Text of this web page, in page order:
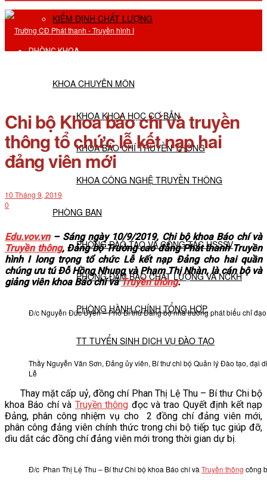
KIỂM ĐỊNH CHẤT LƯỢNG
PHÒNG KHOA
KHOA CHUYÊN MÔN
KHOA KHOA HỌC CƠ BẢN
KHOA BÁO CHÍ TRUYỀN THÔNG
KHOA CÔNG NGHỆ TRUYỀN THÔNG
PHÒNG BAN
PHÒNG ĐÀO TẠO VÀ CÔNG TÁC HSSSV
PHÒNG ĐẢM BẢO CHẤT LƯỢNG VÀ NCKH
PHÒNG HÀNH CHÍNH TỔNG HỢP
TT TUYỂN SINH DỊCH VỤ ĐÀO TẠO
NGHIÊN CỨU KHOA HỌC
VĂN BẢN
THƯ VIỆN
Chi bộ Khoa báo chí và truyền
thông tổ chức lễ kết nạp hai
đảng viên mới
10 Tháng 9, 2019
0
Edu.vov.vn– Sáng ngày 10/9/2019, Chi bộ khoa Báo chí và
Truyền thông, Đảng bộ Trường cao đẳng Phát thanh Truyền
hình I long trọng tổ chức Lễ kết nạp Đảng cho hai quần
chúng ưu tú Đỗ Hồng Nhung và Phạm Thị Nhàn, là cán bộ và
giảng viên khoa Báo chí vàTruyền thông.
Đ/c Nguyễn Đức Uyên – Phó Bí thư Đảng bộ nhà trường phát biểu chỉ
Thầy Nguyễn Văn Sơn, Đảng ủy viên, Bí thư chi bộ Quản lý Đào tạo, đại
Lễ
Thay mặt cấp uỷ, đồng chí Phan Thị Lệ Thu – Bí thư Chi bộ
khoa Báo chí và Truyền thông đọc và trao Quyết định kết nạp
Đảng, phân công nhiệm vụ cho 2 đồng chí đảng viên mới,
phân công đảng viên chính thức trong chi bộ tiếp tục giúp đỡ,
dìu dắt các đồng chí đảng viên mới trong thời gian dự bị.
Đ/c Phan Thị Lệ Thu – Bí thư Chi bộ khoa Báo chí và Truyền thông công